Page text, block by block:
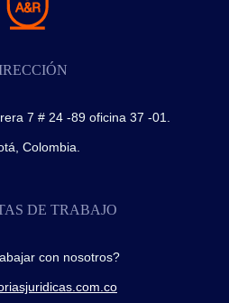
7 # 24 -89 oficina 37 -01.
Colombia.
DE TRABAJO
con nosotros?